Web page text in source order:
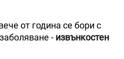
от година се бори с
- извънкостен